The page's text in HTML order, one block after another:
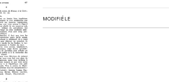
MODIFIÉ LE